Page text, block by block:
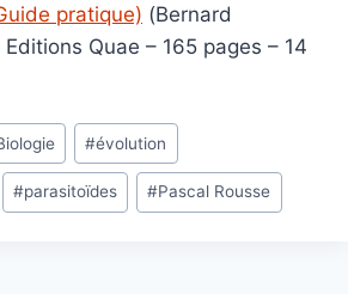
pratique) (Bernard
Quae – 165 pages – 14
#évolution
#parasitoïdes #Pascal Rousse